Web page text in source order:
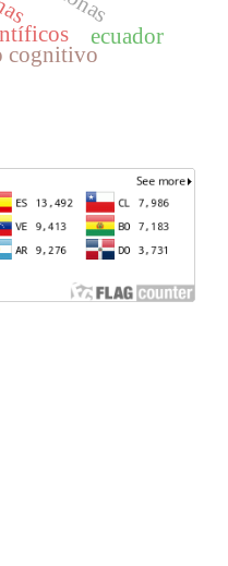
cognitivo
ecuador